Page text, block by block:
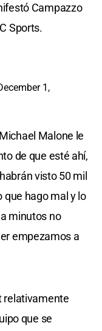
Campazzo
Sports.
1,
Malone le
de que esté ahí,
visto 50 mil
que hago mal y lo
minutos no
empezamos a
relativamente
que se